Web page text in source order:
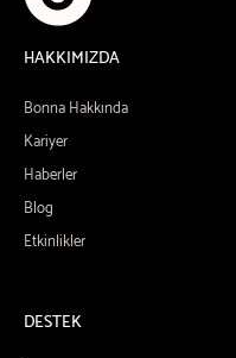
HAKKIMIZDA
Bonna Hakkında
Kariyer
Haberler
Blog
Etkinlikler
DESTEK